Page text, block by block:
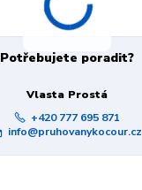
Potřebujete poradit?
Vlasta Prostá
+420 777 695 871
info@pruhovanykocour.cz